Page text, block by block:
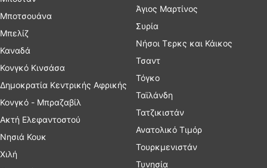
Μποτσουάνα
Μπελίζ
Καναδά
Κονγκό Κινσάσα
Δημοκρατία Κεντρικής Αφρικής
Κονγκό - Μπραζαβίλ
Ακτή Ελεφαντοστού
Νησιά Κουκ
Χιλή
Άγιος Μαρτίνος
Συρία
Νήσοι Τερκς και Κάικος
Τσαντ
Τόγκο
Ταϊλάνδη
Τατζικιστάν
Ανατολικό Τιμόρ
Τουρκμενιστάν
Τυνησία